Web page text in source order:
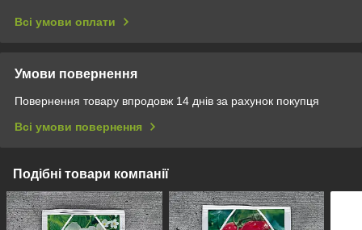
Всі умови оплати
Умови повернення
Повернення товару впродовж 14 днів за рахунок покупця
Всі умови повернення
Подібні товари компанії